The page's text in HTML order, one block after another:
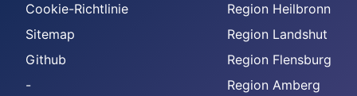
Cookie-Richtlinie
Sitemap
Github
-
Region Heilbronn
Region Landshut
Region Flensburg
Region Amberg